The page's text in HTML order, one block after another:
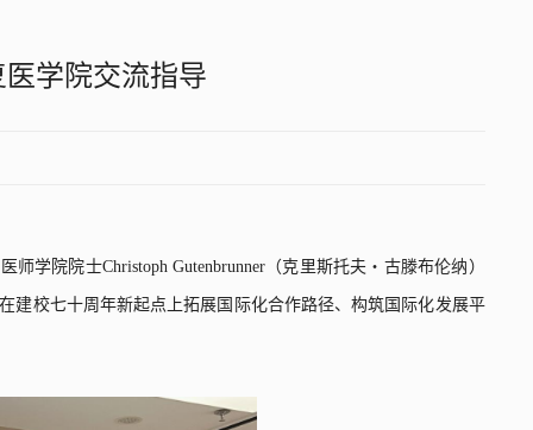
学院交流指导
师学院院士Christoph Gutenbrunner （克里斯托夫・古滕布伦纳）
建校七十周年新起点上拓展国际化合作路径、构筑国际化发展平